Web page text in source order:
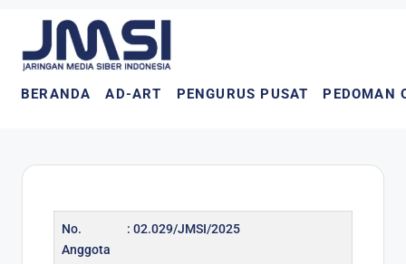
BERANDA AD-ART PENGURUS PUSAT PEDOMAN
No.
Anggota
: 02.029/JMSI/2025